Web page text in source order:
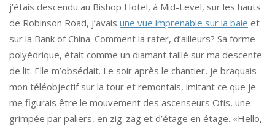
j’étais descendu au Bishop Hotel, à Mid-Level, sur les hauts
de Robinson Road, j’avais une vue imprenable sur la baie et
sur la Bank of China. Comment la rater, d’ailleurs? Sa forme
polyédrique, était comme un diamant taillé sur ma descente
de lit. Elle m’obsédait. Le soir après le chantier, je braquais
mon téléobjectif sur la tour et remontais, imitant ce que je
me figurais être le mouvement des ascenseurs Otis, une
grimpée par paliers, en zig-zag et d’étage en étage. «Hello,